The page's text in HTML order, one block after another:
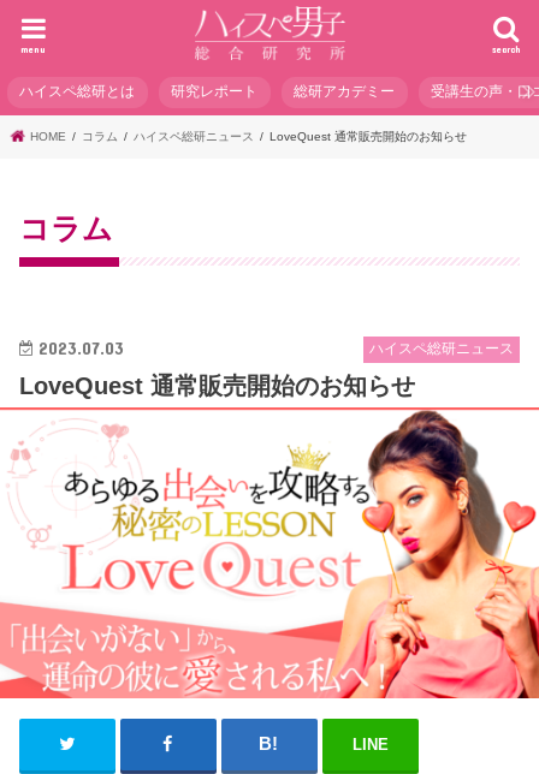
search
menu
ハイスペ総研とは 研究レポート 総研アカデミー 受講生の声・口
HOME コラム ハイスペ総研ニュース LoveQuest 通常販売開始のお知らせ
コラム
ハイスペ総研ニュース
2023.07.03
LoveQuest 通常販売開始のお知らせ
LINE